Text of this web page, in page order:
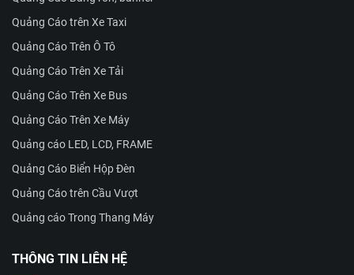
Quảng Cáo trên Xe Taxi
Quảng Cáo Trên Ô Tô
Quảng Cáo Trên Xe Tải
Quảng Cáo Trên Xe Bus
Quảng Cáo Trên Xe Máy
Quảng cáo LED, LCD, FRAME
Quảng Cáo Biển Hộp Đèn
Quảng Cáo trên Cầu Vượt
Quảng cáo Trong Thang Máy
THÔNG TIN LIÊN HỆ